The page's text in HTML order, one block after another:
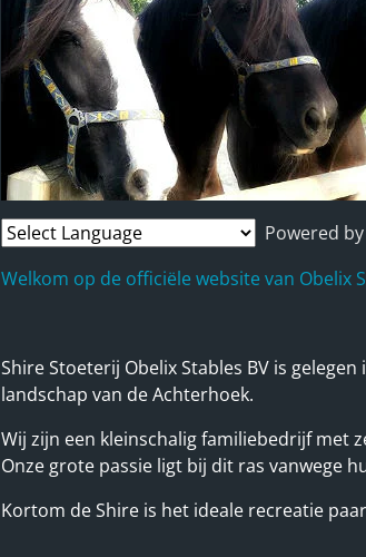
Powered by
Welkom op de officiële website van Obelix
Shire Stoeterij Obelix Stables BV is
landschap van de Achterhoek.
Wij zijn een kleinschalig familiebedrijf met
Onze grote passie ligt bij dit ras vanwege
Kortom de Shire is het ideale recreatie